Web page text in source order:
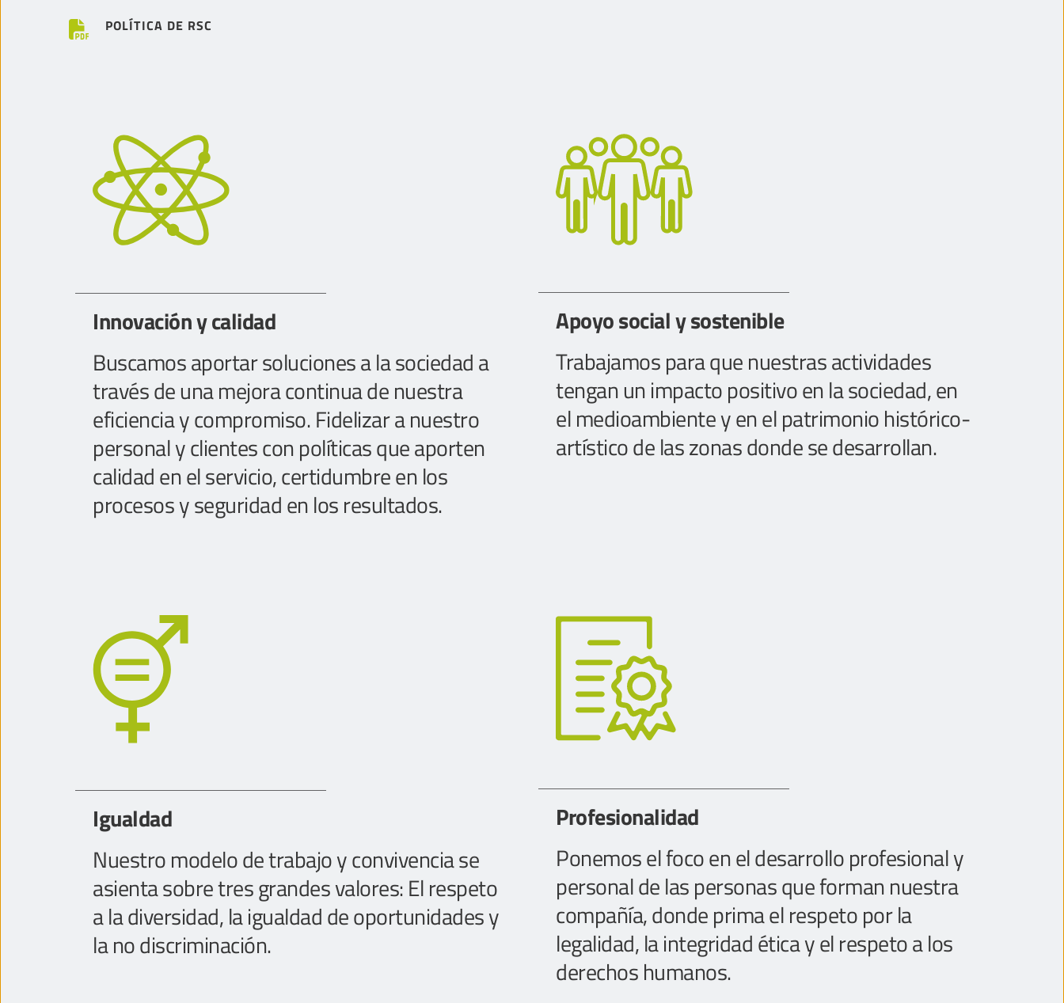
POLÍTICA DE RSC
Innovación y calidad
Buscamos aportar soluciones a la sociedad a
través de una mejora continua de nuestra
eficiencia y compromiso. Fidelizar a nuestro
personal y clientes con políticas que aporten
calidad en el servicio, certidumbre en los
procesos y seguridad en los resultados.
Apoyo social y sostenible
Trabajamos para que nuestras actividades
tengan un impacto positivo en la sociedad, en
el medioambiente y en el patrimonio histórico-
artístico de las zonas donde se desarrollan.
Igualdad
Nuestro modelo de trabajo y convivencia se
asienta sobre tres grandes valores: El respeto
a la diversidad, la igualdad de oportunidades y
la no discriminación.
Profesionalidad
Ponemos el foco en el desarrollo profesional y
personal de las personas que forman nuestra
compañía, donde prima el respeto por la
legalidad, la integridad ética y el respeto a los
derechos humanos.